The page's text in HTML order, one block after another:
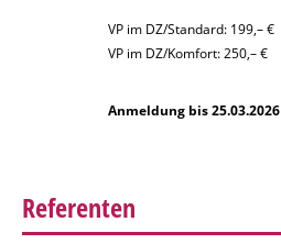
VP im DZ/Standard: 199,– €
VP im DZ/Komfort: 250,– €
Anmeldung bis 25.03.2026
Referenten